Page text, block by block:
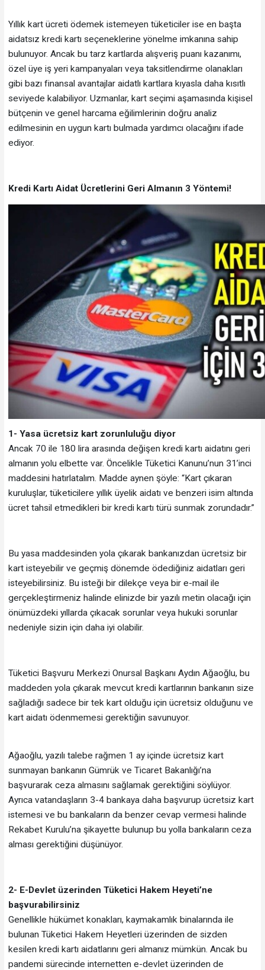
Yıllık kart ücreti ödemek istemeyen tüketiciler ise en başta
aidatsız kredi kartı seçeneklerine yönelme imkanına sahip
bulunuyor. Ancak bu tarz kartlarda alışveriş puanı kazanımı,
özel üye iş yeri kampanyaları veya taksitlendirme olanakları
gibi bazı finansal avantajlar aidatlı kartlara kıyasla daha kısıtlı
seviyede kalabiliyor. Uzmanlar, kart seçimi aşamasında kişisel
bütçenin ve genel harcama eğilimlerinin doğru analiz
edilmesinin en uygun kartı bulmada yardımcı olacağını ifade
ediyor.
Kredi Kartı Aidat Ücretlerini Geri Almanın 3 Yöntemi!
1- Yasa ücretsiz kart zorunluluğu diyor
Ancak 70 ile 180 lira arasında değişen kredi kartı aidatını geri
almanın yolu elbette var. Öncelikle Tüketici Kanunu’nun 31’inci
maddesini hatırlatalım. Madde aynen şöyle: “Kart çıkaran
kuruluşlar, tüketicilere yıllık üyelik aidatı ve benzeri isim altında
ücret tahsil etmedikleri bir kredi kartı türü sunmak zorundadır.”
Bu yasa maddesinden yola çıkarak bankanızdan ücretsiz bir
kart isteyebilir ve geçmiş dönemde ödediğiniz aidatları geri
isteyebilirsiniz. Bu isteği bir dilekçe veya bir e-mail ile
gerçekleştirmeniz halinde elinizde bir yazılı metin olacağı için
önümüzdeki yıllarda çıkacak sorunlar veya hukuki sorunlar
nedeniyle sizin için daha iyi olabilir.
Tüketici Başvuru Merkezi Onursal Başkanı Aydın Ağaoğlu, bu
maddeden yola çıkarak mevcut kredi kartlarının bankanın size
sağladığı sadece bir tek kart olduğu için ücretsiz olduğunu ve
kart aidatı ödenmemesi gerektiğin savunuyor.
Ağaoğlu, yazılı talebe rağmen 1 ay içinde ücretsiz kart
sunmayan bankanın Gümrük ve Ticaret Bakanlığı’na
başvurarak ceza almasını sağlamak gerektiğini söylüyor.
Ayrıca vatandaşların 3-4 bankaya daha başvurup ücretsiz kart
istemesi ve bu bankaların da benzer cevap vermesi halinde
Rekabet Kurulu’na şikayette bulunup bu yolla bankaların ceza
alması gerektiğini düşünüyor.
2- E-Devlet üzerinden Tüketici Hakem Heyeti’ne
başvurabilirsiniz
Genellikle hükümet konakları, kaymakamlık binalarında ile
bulunan Tüketici Hakem Heyetleri üzerinden de sizden
kesilen kredi kartı aidatlarını geri almanız mümkün. Ancak bu
pandemi sürecinde internetten e-devlet üzerinden de